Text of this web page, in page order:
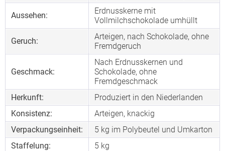
Aussehen:
Erdnusskerne mit
Vollmilchschokolade umhüllt
Geruch:
Arteigen, nach Schokolade, ohne
Fremdgeruch
Geschmack:
Nach Erdnusskernen und
Schokolade, ohne
Fremdgeschmack
Herkunft:
Produziert in den Niederlanden
Konsistenz:
Arteigen, knackig
Verpackungseinheit:
5 kg im Polybeutel und Umkarton
Staffelung:
5 kg